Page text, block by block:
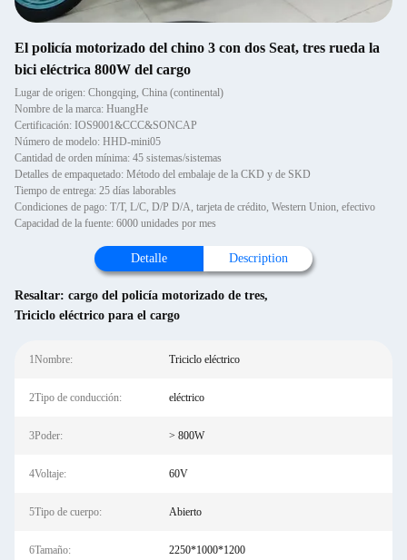
El policía motorizado del chino 3 con dos Seat, tres rueda la
bici eléctrica 800W del cargo
Lugar de origen: Chongqing, China (continental)
Nombre de la marca: HuangHe
Certificación: IOS9001&CCC&SONCAP
Número de modelo: HHD-mini05
Cantidad de orden mínima: 45 sistemas/sistemas
Detalles de empaquetado: Método del embalaje de la CKD y de SKD
Tiempo de entrega: 25 días laborables
Condiciones de pago: T/T, L/C, D/P D/A, tarjeta de crédito, Western Union, efectivo
Capacidad de la fuente: 6000 unidades por mes
Detalle Description
Resaltar: cargo del policía motorizado de tres,
Triciclo eléctrico para el cargo
1Nombre: Triciclo eléctrico
2Tipo de conducción: eléctrico
3Poder: > 800W
4Voltaje: 60V
5Tipo de cuerpo: Abierto
6Tamaño: 2250*1000*1200